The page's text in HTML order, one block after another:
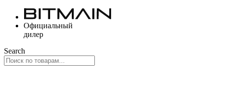
Перейти
содержимому
Официальный
дилер
Search